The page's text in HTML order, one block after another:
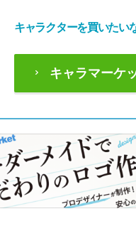
キャラクターを買いたい
キャラマーケ